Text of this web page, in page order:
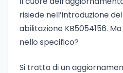
risiede nell’introduzione
abilitazione KB5054156.
nello specifico?
Si tratta di un